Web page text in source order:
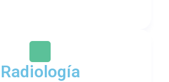
Radiología